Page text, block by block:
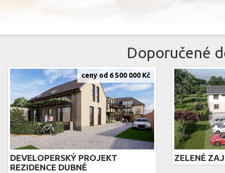
Doporučené
DEVELOPERSKÝ PROJEKT
REZIDENCE DUBNÉ
ceny od 6 500 000 Kč
ZELENÉ